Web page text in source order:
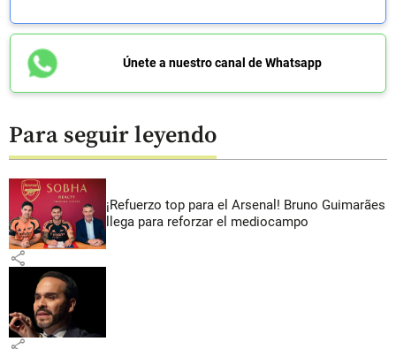
Únete a nuestro canal de Whatsapp
Para seguir leyendo
¡Refuerzo top para el Arsenal! Bruno Guimarães
llega para reforzar el mediocampo
share